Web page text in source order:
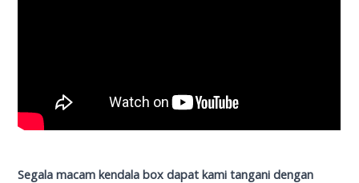
Segala macam kendala box dapat kami tangani dengan